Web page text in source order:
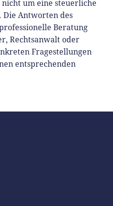
um eine steuerliche
Die Antworten des
Beratung
Rechtsanwalt oder
Fragestellungen
entsprechenden